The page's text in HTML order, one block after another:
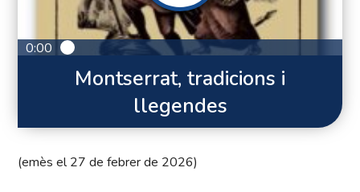
0:00
Montserrat, tradicions i
llegendes
(emès el 27 de febrer de 2026)